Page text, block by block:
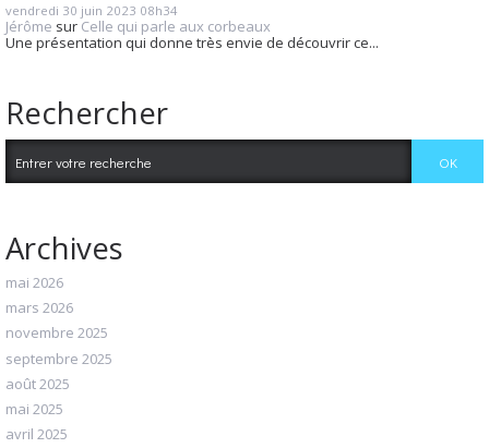
vendredi 30 juin 2023 08h34
Jérôme sur Celle qui parle aux corbeaux
Une présentation qui donne très envie de découvrir ce...
Rechercher
Archives
mai 2026
mars 2026
novembre 2025
septembre 2025
août 2025
mai 2025
avril 2025